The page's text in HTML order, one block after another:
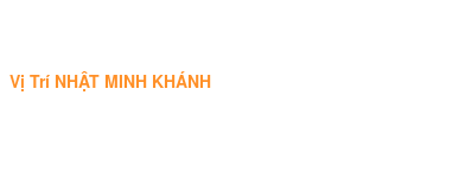
Vị Trí NHẬT MINH KHÁNH